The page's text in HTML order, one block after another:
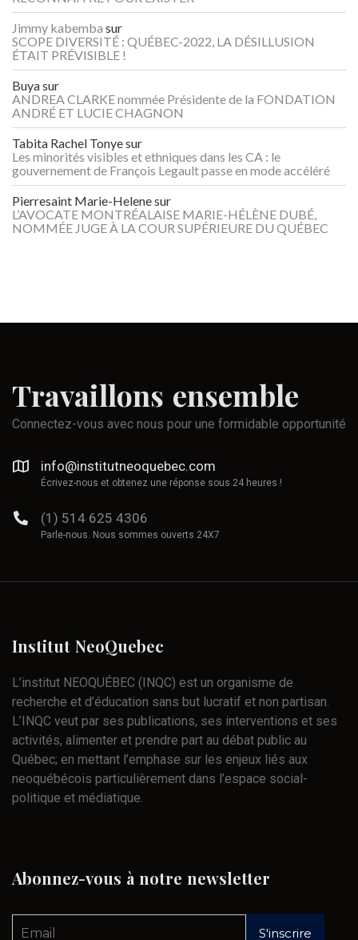
Jimmy kabemba sur
SCOPE DIVERSITÉ : QUÉBEC-2022, LA DÉSILLUSION
ÉTAIT PRÉVISIBLE !
Buyasur
ANDREA CLARKE nommée Présidente de la FONDATION
ANDRÉ ET LUCIE CHAGNON
Tabita Rachel Tonyesur
Les minorités visibles et ethniques dans les CA : le
gouvernement de François Legault passe en mode accéléré
Pierresaint Marie-Helenesur
L’AVOCATE MONTRÉALAISE MARIE-HÉLÈNE DUBÉ,
NOMMÉE JUGE À LA COUR SUPÉRIEURE DU QUÉBEC
Travaillons ensemble
Connectez-vous avec nous pour une formidable opportunité
info@institutneoquebec.com
Écrivez-nous et obtenez une réponse sous 24 heures !
(1) 514 625 4306
Parle-nous. Nous sommes ouverts 24X7
Institut NeoQuebec
L’institut NEOQUÉBEC (INQC) est un organisme de
recherche et d’éducation sans but lucratif et non partisan.
L’INQC veut par ses publications, ses interventions et ses
activités, alimenter et prendre part au débat public au
Québec; en mettant l’emphase sur les enjeux liés aux
neoquébécois particulièrement dans l’espace social-
politique et médiatique.
Abonnez-vous à notre newsletter